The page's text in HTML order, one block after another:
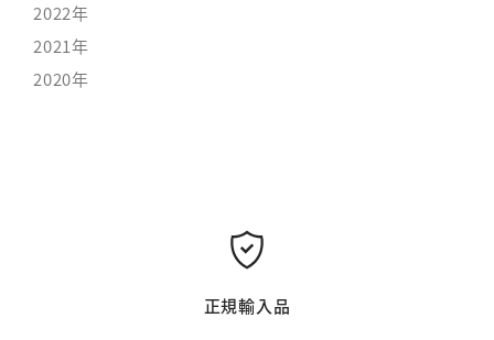
2022年
2021年
2020年
正規輸入品